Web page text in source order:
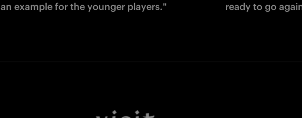
an example for the younger players."
ready to go